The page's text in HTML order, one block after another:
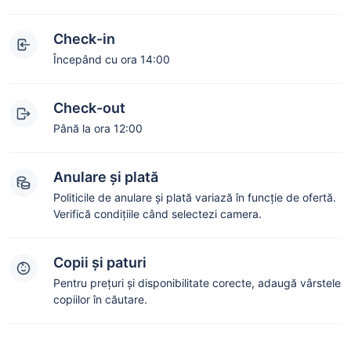
Check-in
Începând cu ora 14:00
Check-out
Până la ora 12:00
Anulare și plată
Politicile de anulare și plată variază în funcție de ofertă.
Verifică condițiile când selectezi camera.
Copii și paturi
Pentru prețuri și disponibilitate corecte, adaugă vârstele
copiilor în căutare.